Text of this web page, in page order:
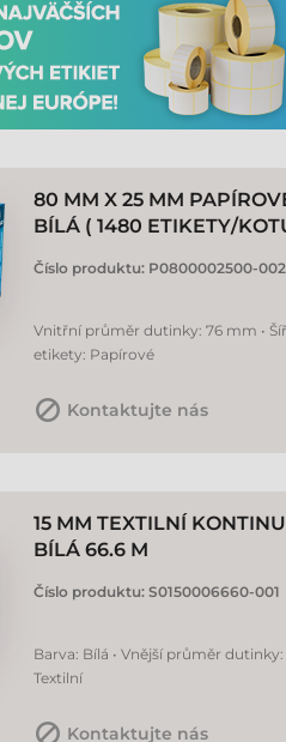
80 MM X 25 MM
BÍLÁ ( 1480 ETIKETY/
Číslo produktu: P0800002500-002
Vnitřní průměr dutinky: 76 mm •
etikety: Papírové
Kontaktujte nás
15 MM TEXTILNÍ
BÍLÁ 66.6 M
Číslo produktu: S0150006660-001
Barva: Bílá • Vnější průměr dutinky:
Textilní
Kontaktujte nás